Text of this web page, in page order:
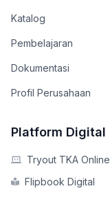
Katalog
Pembelajaran
Dokumentasi
Profil Perusahaan
Platform Digital
Tryout TKA Online
Flipbook Digital